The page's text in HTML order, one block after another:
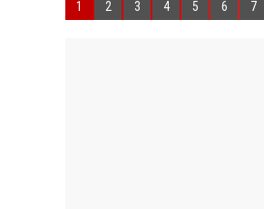
1 2 3 4 5 6 7